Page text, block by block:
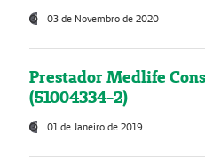
03 de Novembro de 2020
Prestador Medlife
(51004334-2)
01 de Janeiro de 2019